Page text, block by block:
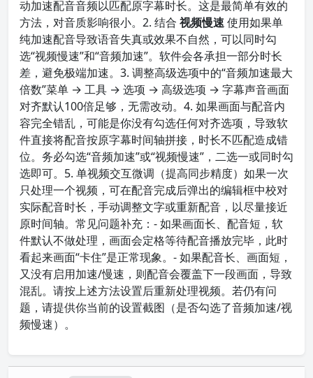
动加速配音音频以匹配原字幕时长。这是最简单有效的
方法，对音质影响很小。2. 结合 视频慢速使用如果单
纯加速配音导致语音失真或效果不自然，可以同时勾
选“视频慢速”和“音频加速”。软件会各承担一部分时长
差，避免极端加速。3. 调整高级选项中的“音频加速最大
倍数”菜单 → 工具 → 选项 → 高级选项 → 字幕声音画面
对齐默认100倍足够，无需改动。4. 如果画面与配音内
容完全错乱，可能是你没有勾选任何对齐选项，导致软
件直接将配音按原字幕时间轴拼接，时长不匹配造成错
位。务必勾选“音频加速”或“视频慢速”，二选一或同时勾
选即可。5. 单视频交互微调（提高同步精度）如果一次
只处理一个视频，可在配音完成后弹出的编辑框中校对
实际配音时长，手动调整文字或重新配音，以尽量接近
原时间轴。常见问题补充：- 如果画面长、配音短，软
件默认不做处理，画面会定格等待配音播放完毕，此时
看起来画面“卡住”是正常现象。- 如果配音长、画面短，
又没有启用加速/慢速，则配音会覆盖下一段画面，导致
混乱。请按上述方法设置后重新处理视频。若仍有问
题，请提供你当前的设置截图（是否勾选了音频加速/视
频慢速）。